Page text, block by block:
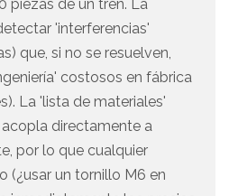
piezas de un tren. La
'interferencias'
que, si no se resuelven,
costosos en fábrica
La 'lista de materiales'
acopla directamente a
por lo que cualquier
(¿usar un tornillo M6 en